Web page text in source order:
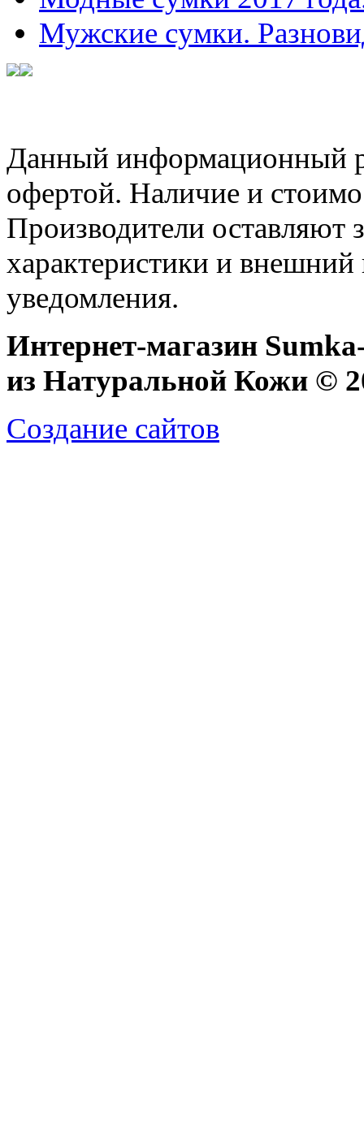
Мужские сумки.
Данный информационный
офертой. Наличие и
Производители оставляют
характеристики и внешний
уведомления.
Интернет-магазин
из Натуральной Кожи ©
Создание сайтов